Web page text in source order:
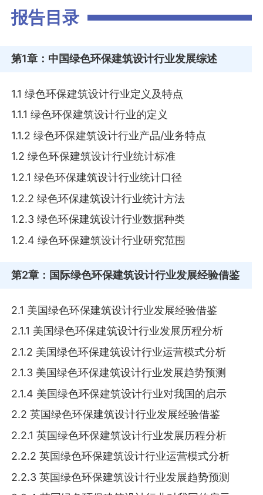
报告目录
第1章 ：中国绿色环保建筑设计行业发展综述
1.1 绿色环保建筑设计行业定义及特点
1.1.1 绿色环保建筑设计行业的定义
1.1.2 绿色环保建筑设计行业产品/业务特点
1.2 绿色环保建筑设计行业统计标准
1.2.1 绿色环保建筑设计行业统计口径
1.2.2 绿色环保建筑设计行业统计方法
1.2.3 绿色环保建筑设计行业数据种类
1.2.4 绿色环保建筑设计行业研究范围
第2章 ：国际绿色环保建筑设计行业发展经验借鉴
2.1 美国绿色环保建筑设计行业发展经验借鉴
2.1.1 美国绿色环保建筑设计行业发展历程分析
2.1.2 美国绿色环保建筑设计行业运营模式分析
2.1.3 美国绿色环保建筑设计行业发展趋势预测
2.1.4 美国绿色环保建筑设计行业对我国的启示
2.2 英国绿色环保建筑设计行业发展经验借鉴
2.2.1 英国绿色环保建筑设计行业发展历程分析
2.2.2 英国绿色环保建筑设计行业运营模式分析
2.2.3 英国绿色环保建筑设计行业发展趋势预测